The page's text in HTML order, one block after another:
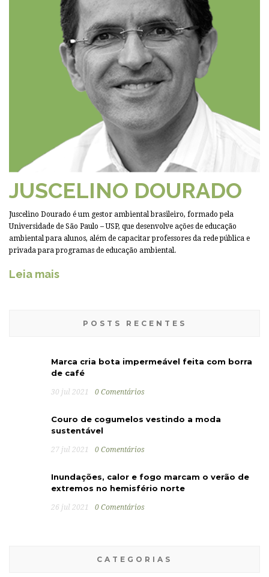
JUSCELINO DOURADO
Juscelino Dourado é um gestor ambiental brasileiro, formado pela
Universidade de São Paulo – USP, que desenvolve ações de educação
ambiental para alunos, além de capacitar professores da rede pública e
privada para programas de educação ambiental.
Leia mais
POSTS RECENTES
Marca cria bota impermeável feita com borra
de café
30 jul 2021 0 Comentários
Couro de cogumelos vestindo a moda
sustentável
27 jul 2021 0 Comentários
Inundações, calor e fogo marcam o verão de
extremos no hemisfério norte
26 jul 2021 0 Comentários
CATEGORIAS